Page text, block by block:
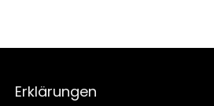
Erklärungen